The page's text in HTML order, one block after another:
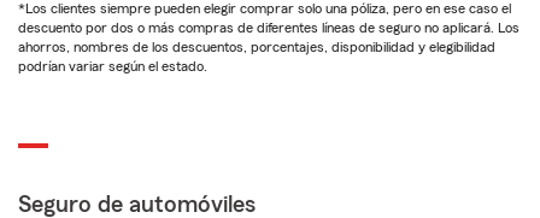
*Los clientes siempre pueden elegir comprar solo una póliza, pero en ese caso el
descuento por dos o más compras de diferentes líneas de seguro no aplicará. Los
ahorros, nombres de los descuentos, porcentajes, disponibilidad y elegibilidad
podrían variar según el estado.
Seguro de automóviles